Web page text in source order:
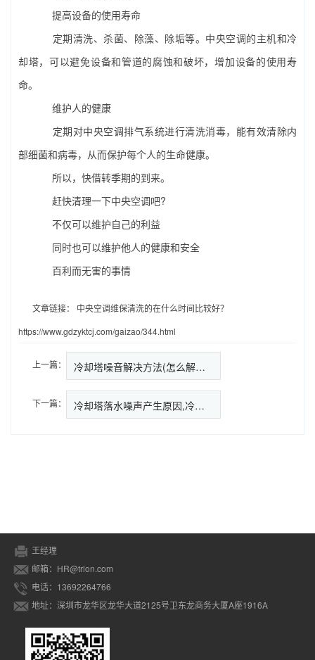
提高设备的使用寿命
定期清洗、杀菌、除藻、除垢等。中央空调的主机和冷
却塔，可以避免设备和管道的腐蚀和破坏，增加设备的使用寿
命。
维护人的健康
定期对中央空调排气系统进行清洗消毒，能有效清除内
部细菌和病毒，从而保护每个人的生命健康。
所以，快借转季期的到来。
赶快清理一下中央空调吧?
不仅可以维护自己的利益
同时也可以维护他人的健康和安全
百利而无害的事情
文章链接：
中央空调维保清洗的在什么时间比较好？
https://www.gdzyktcj.com/gaizao/344.html
上一篇： 冷却塔噪音解决方法​(怎么解决…
下一篇： 冷却塔落水噪声产生原因,冷却塔
王经理
邮箱：HR@trlon.com
电话：13692264766
地址：深圳市龙华区龙华大道2125号卫东龙商务大厦A座1916A